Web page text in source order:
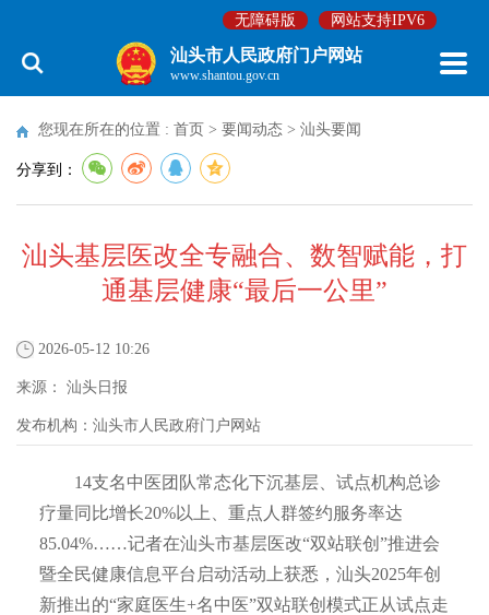
无障碍版 网站支持IPV6
汕头市人民政府门户网站
www.shantou.gov.cn
您现在所在的位置 : 首页 > 要闻动态 > 汕头要闻
分享到：
汕头基层医改全专融合、数智赋能，打
通基层健康“最后一公里”
2026-05-12 10:26
来源： 汕头日报
发布机构： 汕头市人民政府门户网站
14支名中医团队常态化下沉基层、试点机构总诊
疗量同比增长20%以上、重点人群签约服务率达
85.04%……记者在汕头市基层医改“双站联创”推进会
暨全民健康信息平台启动活动上获悉，汕头2025年创
新推出的“家庭医生+名中医”双站联创模式正从试点走